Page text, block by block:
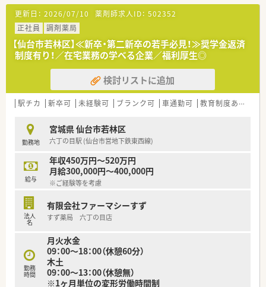
【店舗情報と応需状況について】
■地下鉄東西線の卸町駅から徒歩3分という好立地にあり、内科
や皮膚科など複数科目を1日200枚ほど応需しています。
■常勤3名とパート4名の薬剤師が在籍しており、事務員2名を含
めた計3名から5名体制で日々の業務を行っています。
■近隣のクリニックから多岐にわたる処方箋を受け付けており、
幅広い知識を習得しながらスピーディーに対応します。
【想定される業務内容】
■基本的な調剤や監査、服薬指導に加えて、往診同行を含む在宅
■近隣の医療機関へのお薬のお届け業務も発生するため、地域住
民の健康を支えるやりがいを肌で感じられます。
■在庫管理や店舗運営に関する業務についても、自身の裁量で判
断しながら効率的な薬局づくりを推進していきます。
更新日： 2026/07/10 薬剤師求人ID： 502352
正社員
調剤薬局
【仙台市若林区】≪新卒・第二新卒の若手必見！≫奨学金返済
制度有り！／在宅業務の学べる企業／福利厚生◎
検討リストに追加
駅チカ 新卒可 未経験可 ブランク可 車通勤可 教育制度あり
勤務地
宮城県 仙台市若林区
六丁の目駅 (仙台市営地下鉄東西線)
給与
年収450万円～520万円
月給300,000円～400,000円
※ご経験等を考慮
法人
名
有限会社ファーマシーすず
すず薬局 六丁の目店
勤務
時間
月火水金
09：00～18：00（休憩60分）
木土
09：00～13：00（休憩無）
※1ヶ月単位の変形労働時間制